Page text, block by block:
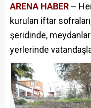
ARENA HABER –
kurulan iftar
şeridinde,
yerlerinde